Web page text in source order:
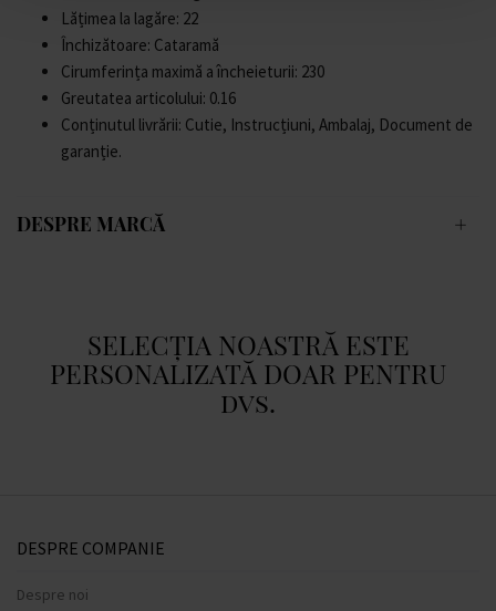
Lățimea la lagăre: 22
Închizătoare: Cataramă
Cirumferința maximă a încheieturii: 230
Greutatea articolului: 0.16
Conținutul livrării: Cutie, Instrucțiuni, Ambalaj, Document de
garanție.
DESPRE MARCĂ
SELECȚIA NOASTRĂ ESTE
PERSONALIZATĂ DOAR PENTRU
dvs.
DESPRE COMPANIE
Despre noi